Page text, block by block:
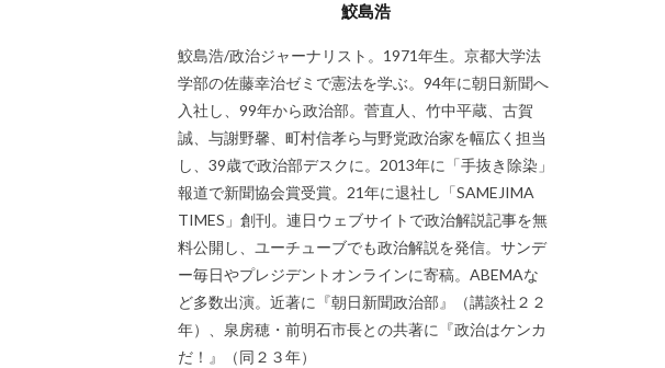
鮫島浩
鮫島浩/政治ジャーナリスト。1971年生。京都大学法
学部の佐藤幸治ゼミで憲法を学ぶ。94年に朝日新聞へ
入社し、99年から政治部。菅直人、竹中平蔵、古賀
誠、与謝野馨、町村信孝ら与野党政治家を幅広く担当
し、39歳で政治部デスクに。2013年に「手抜き除染」
報道で新聞協会賞受賞。21年に退社し「SAMEJIMA
TIMES」創刊。連日ウェブサイトで政治解説記事を無
料公開し、ユーチューブでも政治解説を発信。サンデ
ー毎日やプレジデントオンラインに寄稿。ABEMAな
ど多数出演。近著に『朝日新聞政治部』（講談社２２
年）、泉房穂・前明石市長との共著に『政治はケンカ
だ！』（同２３年）